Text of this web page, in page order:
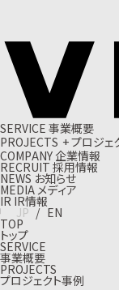
SERVICE 事業概要
PROJECTS +プロジェ
COMPANY企業情報
RECRUIT 採用情報
NEWS お知らせ
MEDIA メディア
IR IR情報
JP / EN
TOP
トップ
SERVICE
事業概要
PROJECTS
プロジェクト事例